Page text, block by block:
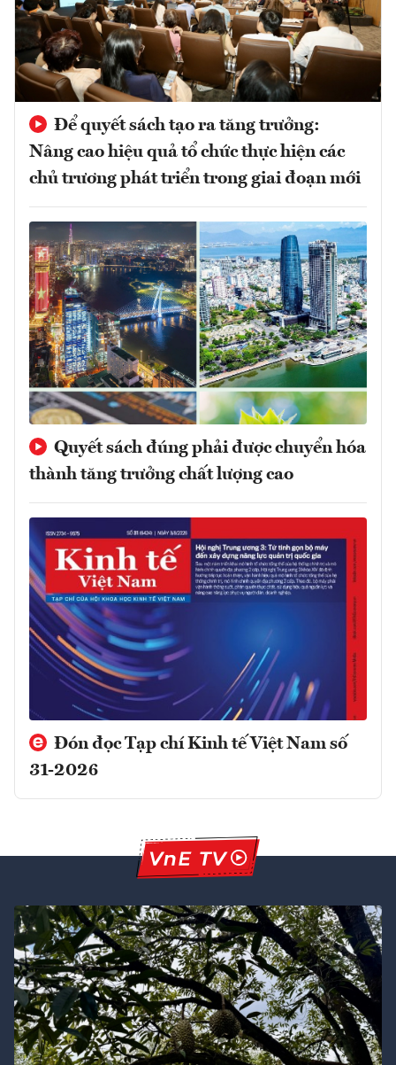
Để quyết sách tạo ra tăng trưởng:
Nâng cao hiệu quả tổ chức thực hiện các
chủ trương phát triển trong giai đoạn mới
Quyết sách đúng phải được chuyển hóa
thành tăng trưởng chất lượng cao
Đón đọc Tạp chí Kinh tế Việt Nam số
31-2026